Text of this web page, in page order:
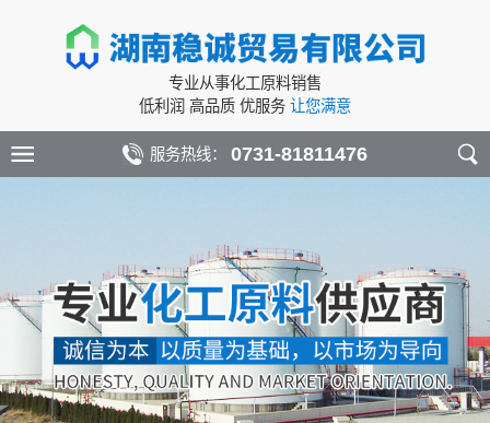
专业从事化工原料销售
低利润 高品质 优服务 让您满意
服务热线： 0731-81811476